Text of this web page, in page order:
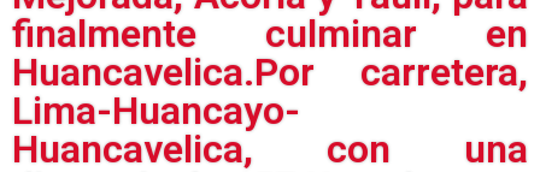
finalmente culminar en
Huancavelica.Por carretera,
Lima-Huancayo-
Huancavelica, con una